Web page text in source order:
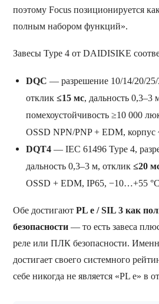
поэтому Focus позиционируется
полным набором функций».
Завесы Type 4 от DAIDISIKE
DQC — разрешение 10/14/20/
отклик ≤15 мс, дальность 0,3–3
помехоустойчивость ≥10 000
OSSD NPN/PNP + EDM,
DQT4 — IEC 61496 Type 4,
дальность 0,3–3 м, отклик ≤20
OSSD + EDM, IP65, −10…+55
Обе достигают PL e / SIL 3 как
безопасности — то есть завеса
реле или ПЛК безопасности.
достигает своего системного
себе никогда не является «PL e» в